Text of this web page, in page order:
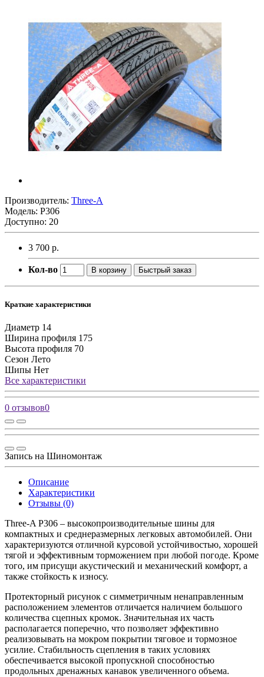
Производитель: Three-A
Модель: P306
Доступно: 20
3 700 р.
Кол-во В корзину Быстрый заказ
Краткие характеристики
Диаметр 14
Ширина профиля 175
Высота профиля 70
Сезон Лето
Шипы Нет
Все характеристики
0 отзывов0
Запись на Шиномонтаж
Описание
Характеристики
Отзывы (0)
Three-A P306 – высокопроизводительные шины для
компактных и среднеразмерных легковых автомобилей. Они
характеризуются отличной курсовой устойчивостью, хорошей
тягой и эффективным торможением при любой погоде. Кроме
того, им присущи акустический и механический комфорт, а
также стойкость к износу.
Протекторный рисунок с симметричным ненаправленным
расположением элементов отличается наличием большого
количества сцепных кромок. Значительная их часть
располагается поперечно, что позволяет эффективно
реализовывать на мокром покрытии тяговое и тормозное
усилие. Стабильность сцепления в таких условиях
обеспечивается высокой пропускной способностью
продольных дренажных канавок увеличенного объема.